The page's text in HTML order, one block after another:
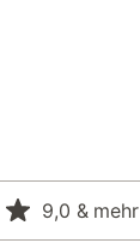
9,0 & mehr